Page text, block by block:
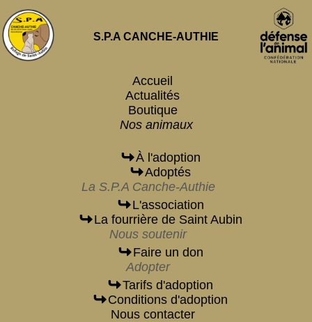
S.P.A CANCHE-AUTHIE
Accueil
Actualités
Boutique
Nos animaux
À l'adoption
Adoptés
La S.P.A Canche-Authie
L'association
La fourrière de Saint Aubin
Nous soutenir
Faire un don
Adopter
Tarifs d'adoption
Conditions d'adoption
Nous contacter